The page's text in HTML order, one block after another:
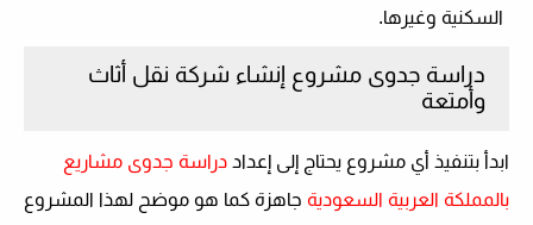
السكنية وغيرها.
دراسة جدوى مشروع إنشاء شركة نقل أثاث
وأمتعة
ابدأ بتنفيذ أي مشروع يحتاج إلى إعداد دراسة جدوى مشاريع
بالمملكة العربية السعودية جاهزة كما هو موضح لهذا المشروع